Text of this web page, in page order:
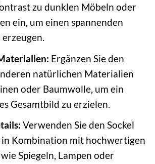
zu dunklen Möbeln oder
ein, um einen spannenden
Ergänzen Sie den
natürlichen Materialien
oder Baumwolle, um ein
Gesamtbild zu erzielen.
Verwenden Sie den Sockel
in Kombination mit hochwertigen
Spiegeln, Lampen oder